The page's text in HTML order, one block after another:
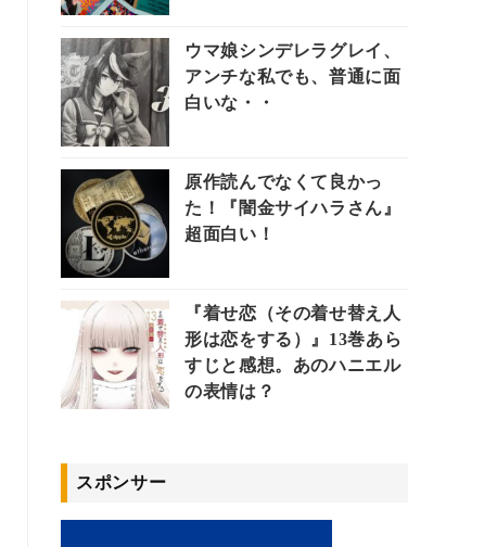
ウマ娘シンデレラグレイ、
アンチな私でも、普通に面
白いな・・
原作読んでなくて良かっ
た！『闇金サイハラさん』
超面白い！
『着せ恋（その着せ替え人
形は恋をする）』13巻あら
すじと感想。あのハニエル
の表情は？
スポンサー